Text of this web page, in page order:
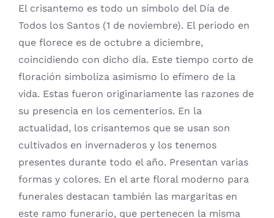
El crisantemo es todo un símbolo del Día de
Todos los Santos (1 de noviembre). El periodo en
que florece es de octubre a diciembre,
coincidiendo con dicho día. Este tiempo corto de
floración simboliza asimismo lo efímero de la
vida. Estas fueron originariamente las razones de
su presencia en los cementerios. En la
actualidad, los crisantemos que se usan son
cultivados en invernaderos y los tenemos
presentes durante todo el año. Presentan varias
formas y colores. En el arte floral moderno para
funerales destacan también las margaritas en
este ramo funerario, que pertenecen la misma